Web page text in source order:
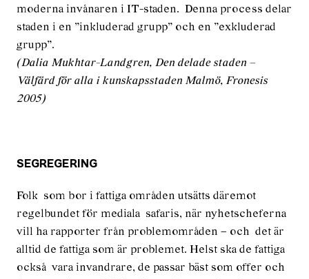
moderna invånaren i IT-staden. Denna process delar
staden i en ”inkluderad grupp” och en ”exkluderad
grupp”.
(Dalia Mukhtar-Landgren, Den delade staden –
Välfärd för alla i kunskapsstaden Malmö, Fronesis
2005)
SEGREGERING
Folk som bor i fattiga områden utsätts däremot
regelbundet för mediala safaris, när nyhetscheferna
vill ha rapporter från problemområden – och det är
alltid de fattiga som är problemet. Helst ska de fattiga
också vara invandrare, de passar bäst som offer och